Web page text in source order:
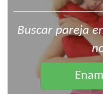
Buscar pareja